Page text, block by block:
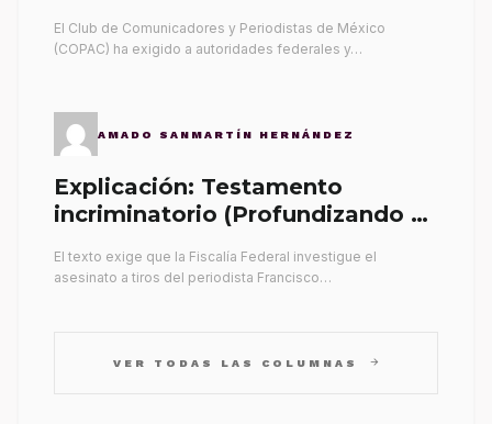
El Club de Comunicadores y Periodistas de México
(COPAC) ha exigido a autoridades federales y…
AMADO SANMARTÍN HERNÁNDEZ
Explicación: Testamento
incriminatorio (Profundizando su
El texto exige que la Fiscalía Federal investigue el
asesinato a tiros del periodista Francisco…
VER TODAS LAS COLUMNAS arrow_forward